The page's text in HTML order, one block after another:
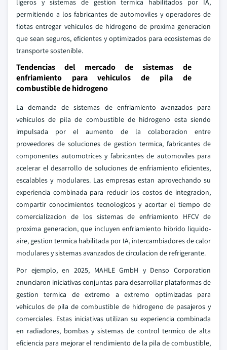
ligeros y sistemas de gestion termica habilitados por IA,
permitiendo a los fabricantes de automoviles y operadores de
flotas entregar vehiculos de hidrogeno de proxima generacion
que sean seguros, eficientes y optimizados para ecosistemas de
transporte sostenible.
Tendencias del mercado de sistemas de
enfriamiento para vehiculos de pila de
combustible de hidrogeno
La demanda de sistemas de enfriamiento avanzados para
vehiculos de pila de combustible de hidrogeno esta siendo
impulsada por el aumento de la colaboracion entre
proveedores de soluciones de gestion termica, fabricantes de
componentes automotrices y fabricantes de automoviles para
acelerar el desarrollo de soluciones de enfriamiento eficientes,
escalables y modulares. Las empresas estan aprovechando su
experiencia combinada para reducir los costos de integracion,
compartir conocimientos tecnologicos y acortar el tiempo de
comercializacion de los sistemas de enfriamiento HFCV de
proxima generacion, que incluyen enfriamiento hibrido liquido-
aire, gestion termica habilitada por IA, intercambiadores de calor
modulares y sistemas avanzados de circulacion de refrigerante.
Por ejemplo, en 2025, MAHLE GmbH y Denso Corporation
anunciaron iniciativas conjuntas para desarrollar plataformas de
gestion termica de extremo a extremo optimizadas para
vehiculos de pila de combustible de hidrogeno de pasajeros y
comerciales. Estas iniciativas utilizan su experiencia combinada
en radiadores, bombas y sistemas de control termico de alta
eficiencia para mejorar el rendimiento de la pila de combustible,